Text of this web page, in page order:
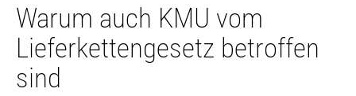
Warum auch KMU vom
Lieferkettengesetz betroffen
sind